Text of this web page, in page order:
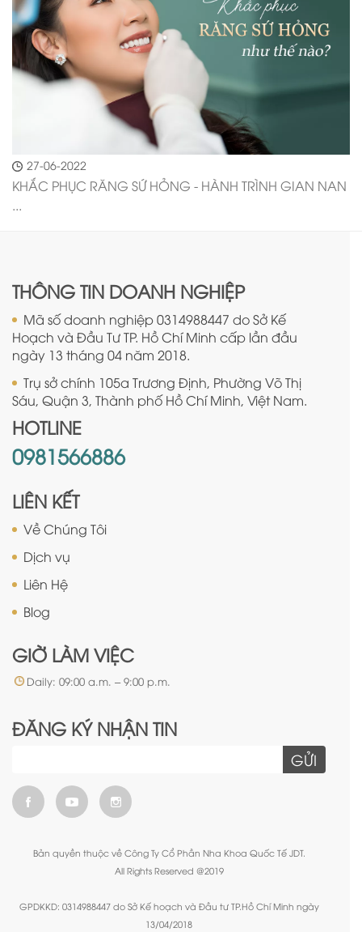
27-06-2022
KHẮC PHỤC RĂNG SỨ HỎNG - HÀNH TRÌNH GIAN NAN
...
THÔNG TIN DOANH NGHIỆP
Mã số doanh nghiệp 0314988447 do Sở Kế
Hoạch và Đầu Tư TP. Hồ Chí Minh cấp lần đầu
ngày 13 tháng 04 năm 2018.
Trụ sở chính 105a Trương Định, Phường Võ Thị
Sáu, Quận 3, Thành phố Hồ Chí Minh, Việt Nam.
HOTLINE
0981566886
LIÊN KẾT
Về Chúng Tôi
Dịch vụ
Liên Hệ
Blog
GIỜ LÀM VIỆC
Daily: 09:00 a.m. – 9:00 p.m.
ĐĂNG KÝ NHẬN TIN
GỬI
Bản quyền thuộc về Công Ty Cổ Phần Nha Khoa Quốc Tế JDT.
All Rights Reserved @2019
GPDKKD: 0314988447 do Sở Kế hoạch và Đầu tư TP.Hồ Chí Minh ngày
13/04/2018